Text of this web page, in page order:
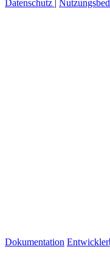
Datenschutz |
Dokumentation